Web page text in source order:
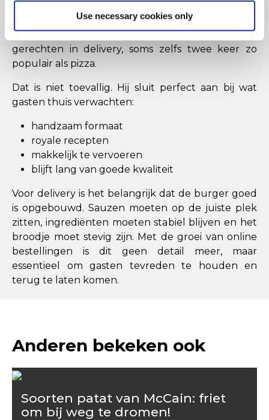
Use necessary cookies only
De burger blijft een van de meest bestelde
gerechten in delivery, soms zelfs twee keer zo
populair als pizza.
Dat is niet toevallig. Hij sluit perfect aan bij wat
gasten thuis verwachten:
handzaam formaat
royale recepten
makkelijk te vervoeren
blijft lang van goede kwaliteit
Voor delivery is het belangrijk dat de burger goed
is opgebouwd. Sauzen moeten op de juiste plek
zitten, ingrediënten moeten stabiel blijven en het
broodje moet stevig zijn. Met de groei van online
bestellingen is dit geen detail meer, maar
essentieel om gasten tevreden te houden en
terug te laten komen.
Anderen bekeken ook
Soorten patat van McCain: friet
om bij weg te dromen!